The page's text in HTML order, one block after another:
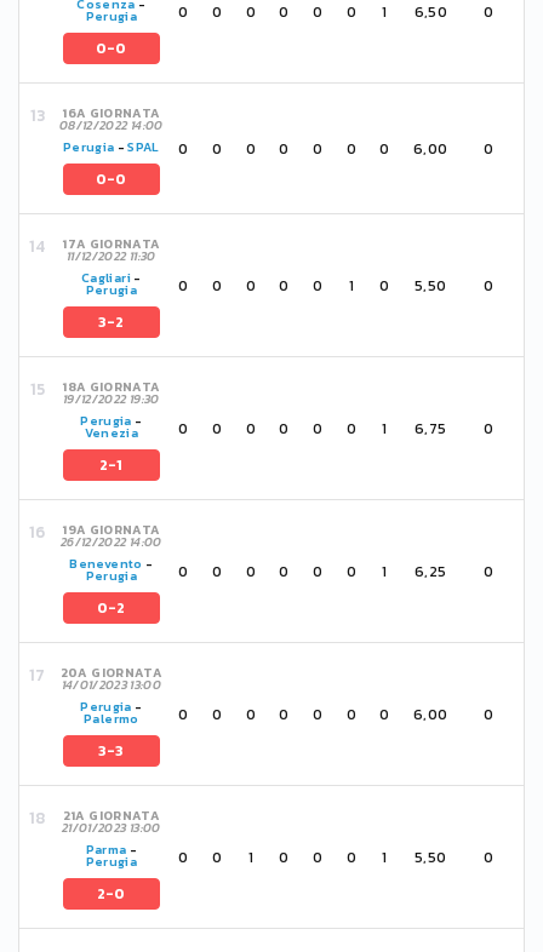
Cosenza -
Perugia
0-0
0 0 0 0 0 0 1 6,50 0
16A GIORNATA
08/12/2022 14:00
Perugia -SPAL
0-0
0 0 0 0 0 0 0 6,00 0
17A GIORNATA
11/12/2022 11:30
Cagliari-
Perugia
3-2
0 0 0 0 0 1 0 5,50 0
18A GIORNATA
19/12/2022 19:30
Perugia -
Venezia
2-1
0 0 0 0 0 0 1 6,75 0
19A GIORNATA
26/12/2022 14:00
Benevento -
Perugia
0-2
0 0 0 0 0 0 1 6,25 0
20A GIORNATA
14/01/2023 13:00
Perugia -
Palermo
3-3
0 0 0 0 0 0 0 6,00 0
21A GIORNATA
21/01/2023 13:00
Parma -
Perugia
2-0
0 0 1 0 0 0 1 5,50 0